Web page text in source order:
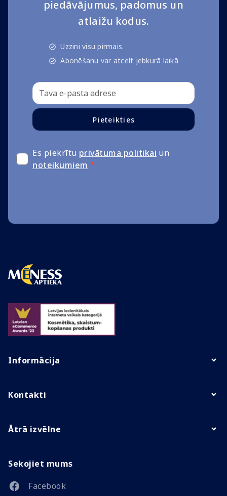
piedāvājumus, padomus un
atlaižu kodus.
Uzzini visu pirmais.
Abonēšanu var atcelt jebkurā laikā
Pieteikties
Es piekrītu privātuma politikai un
noteikumiem *
Informācija
Kontakti
Ātrā izvēlne
Sekojiet mums
Facebook